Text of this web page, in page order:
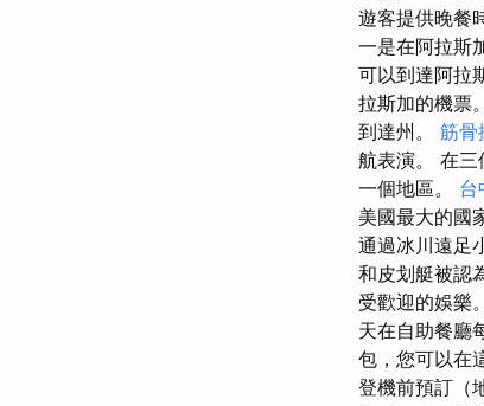
遊客提供晚餐
一是在阿拉斯
可以到達阿拉
拉斯加的機票。
到達州。 筋骨
航表演。 在
一個地區。 台
美國最大的國
通過冰川遠足
和皮划艇被認
受歡迎的娛樂
天在自助餐廳
包，您可以在
登機前預訂（